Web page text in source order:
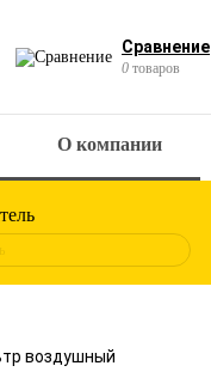
Сравнение
0 товаров
О компании
воздушный